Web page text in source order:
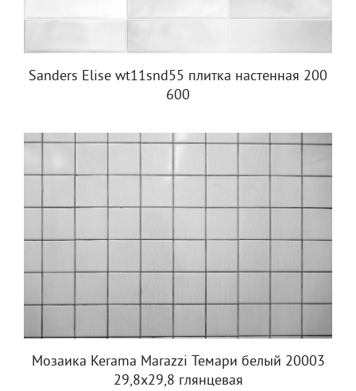
Sanders Elise wt11snd55 плитка настенная 200
600
Мозаика Kerama Marazzi Темари белый 20003
29,8x29,8 глянцевая